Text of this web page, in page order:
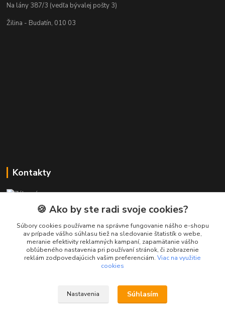
Na lány 387/3 (vedľa bývalej pošty 3)
Žilina - Budatín, 010 03
Kontakty
+421 911 010 560
Po-Pia, 13-17 hod.
info@presmartfon.sk
🍪 Ako by ste radi svoje cookies?
Súbory cookies používame na správne fungovanie nášho e-shopu
av prípade vášho súhlasu tiež na sledovanie štatistík o webe,
meranie efektivity reklamných kampaní, zapamätanie vášho
obľúbeného nastavenia pri používaní stránok, či zobrazenie
reklám zodpovedajúcich vašim preferenciám. Viac na využitie
cookies
Nastavenia Súhlasím